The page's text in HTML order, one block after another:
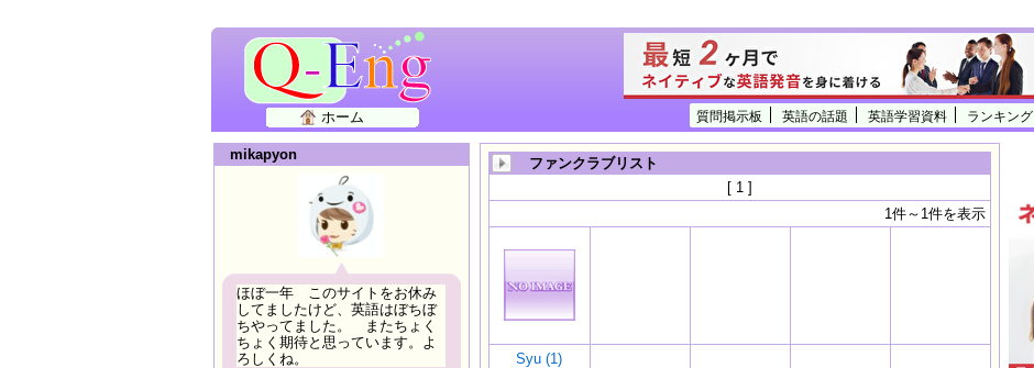
質問掲示板 英語の話題 英語学習資料 ランキング
ホーム
mikapyon
ほぼ一年 このサイトをお休み
してましたけど、英語はぼちぼ
ちやってました。 またちょく
ちょく期待と思っています。よ
ろしくね。
ファンクラブリスト
[ 1 ]
1件～1件を表示
Syu (1)